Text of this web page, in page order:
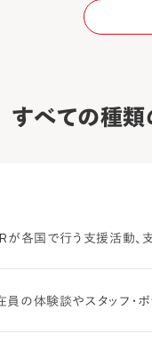
すべての種類
が各国で行う支援活動、
員の体験談やスタッフ・ボ